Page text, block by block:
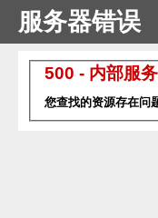
服务器错误
500 - 内部服务
您查找的资源存在问